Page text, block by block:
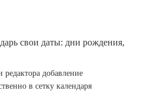
свои даты: дни рождения,
добавление
в сетку календаря